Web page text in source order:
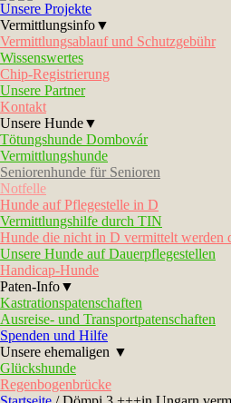
Unsere Projekte
Vermittlungsinfo▼
Vermittlungsablauf und Schutzgebühr
Wissenswertes
Chip-Registrierung
Unsere Partner
Kontakt
Unsere Hunde▼
Tötungshunde Dombovár
Vermittlungshunde
Seniorenhunde für Senioren
Notfelle
Hunde auf Pflegestelle in D
Vermittlungshilfe durch TIN
Hunde die nicht in D vermittelt werden
Unsere Hunde auf Dauerpflegestellen
Handicap-Hunde
Paten-Info▼
Kastrationspatenschaften
Ausreise- und Transportpatenschaften
Spenden und Hilfe
Unsere ehemaligen ▼
Glückshunde
Regenbogenbrücke